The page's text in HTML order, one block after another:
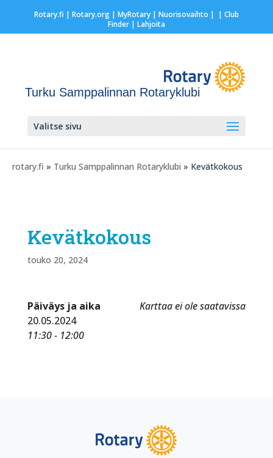
Rotary.fi | Rotary.org| MyRotary | Nuorisovaihto | | Club
Finder| Lahjoita
Turku Samppalinnan Rotaryklubi
Valitse sivu
rotary.fi » Turku Samppalinnan Rotaryklubi » Kevätkokous
Kevätkokous
touko 20, 2024
Karttaa ei ole saatavissa
Päiväys ja aika
20.05.2024
11:30 - 12:00